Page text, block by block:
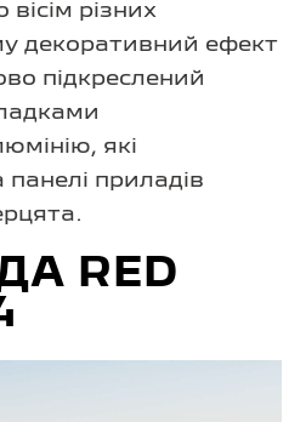
різних
декоративний ефект
підкреслений
які
приладів
RED